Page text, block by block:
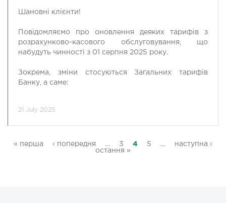
Шановні клієнти!
Повідомляємо про оновлення деяких тарифів з
розрахунково-касового обслуговування, що
набудуть чинності з 01 серпня 2025 року.
Зокрема, зміни стосуються Загальних тарифів
Банку, а саме:
21 July 2025
« перша ‹ попередня … 3 4 5 …
наступна ›
остання »